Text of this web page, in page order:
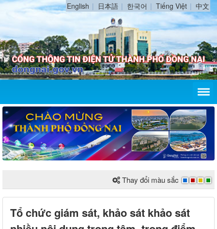
English 日本語 한국어 Tiếng Việt 中文
Thay đổi màu sắc
Tổ chức giám sát, khảo sát khảo sát